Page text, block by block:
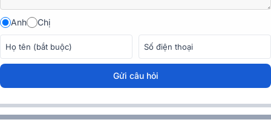
Đánh giá chất lượng Amply Soulution 330
Là một sản phẩm âm thanh được chế tác tại Thụy Sĩ nên không khó
Anh Chị
Gửi câu hỏi